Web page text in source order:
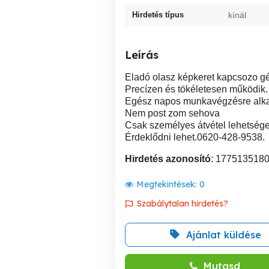
Hirdetés típus kínál
Leírás
Eladó olasz képkeret kapcsozo
Precízen és tökéletesen működik.
Egész napos munkavégzésre
Nem post zom sehova
Csak személyes átvétel
Érdeklődni lehet.0620-428-9538.
Hirdetés azonosító: 1775135180
Megtekintések: 0
Szabálytalan hirdetés?
Ajánlat küldése
Mutasd